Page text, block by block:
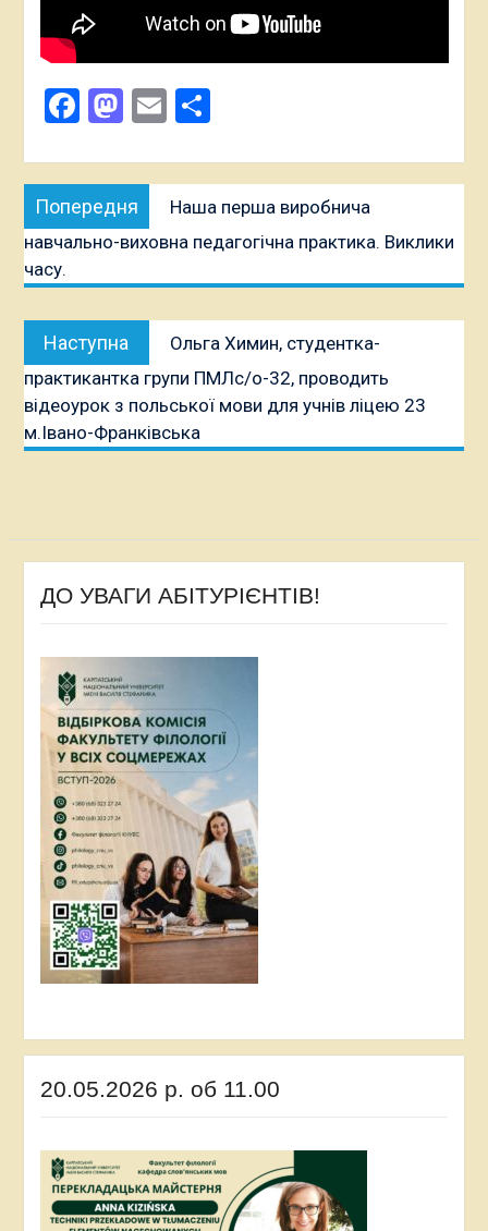
Facebook
Mastodon
EmailПоділитися
Навігація
записів
Попередня
публікація:
Наша перша виробнича
навчально-виховна педагогічна практика. Виклики
часу.
Наступна
публікація:
Ольга Химин, студентка-
практикантка групи ПМЛс/о-32, проводить
відеоурок з польської мови для учнів ліцею 23
м.Івано-Франківська
ДО УВАГИ АБІТУРІЄНТІВ!
20.05.2026 р. об 11.00